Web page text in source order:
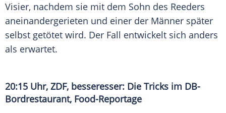
Visier, nachdem sie mit dem Sohn des Reeders
aneinandergerieten und einer der Männer später
selbst getötet wird. Der Fall entwickelt sich anders
als erwartet.
20:15 Uhr, ZDF, besseresser: Die Tricks im DB-
Bordrestaurant, Food-Reportage